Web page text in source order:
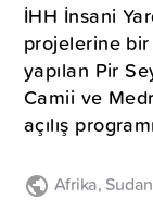
İHH İnsani
projelerine
yapılan Pir
Camii ve
açılış
Afrika, Sudan